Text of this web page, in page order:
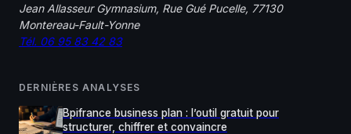
Jean Allasseur Gymnasium, Rue Gué Pucelle, 77130
Montereau-Fault-Yonne
Tél. 06 95 83 42 83
DERNIÈRES ANALYSES
Bpifrance business plan : l’outil gratuit pour
structurer, chiffrer et convaincre